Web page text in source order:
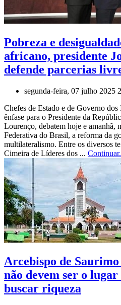
Pobreza e
africano, presidente
defende parcerias
segunda-feira, 07 julho 2025
Chefes de Estado e de Governo
ênfase para o Presidente da
Lourenço, debatem hoje e amanhã,
Federativa do Brasil, a reforma da
multilateralismo. Entre os diversos
Cimeira de Líderes dos ...
Arcebispo de
não devem ser o
buscar riqueza